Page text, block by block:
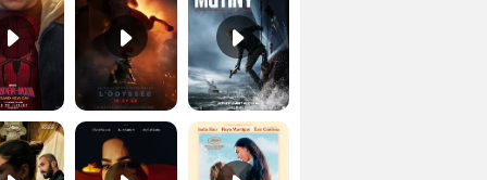
Les Silences de Riyad Bande-annonce VO STFR Les Matins merveilleux Bande-annonce VF